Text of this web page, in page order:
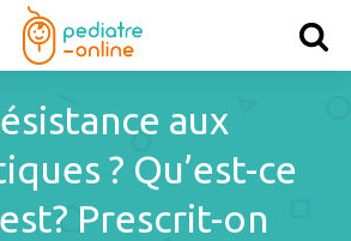
aux
? Qu’est-ce
Prescrit-on